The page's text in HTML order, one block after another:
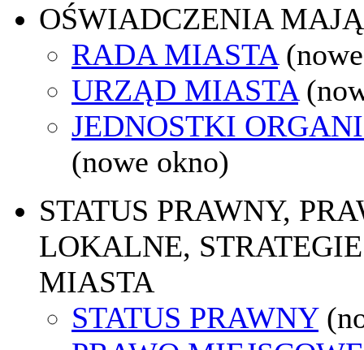
OŚWIADCZENIA
RADA MIASTA
URZĄD MIASTA
JEDNOSTKI
(nowe okno)
STATUS PRAWNY,
LOKALNE,
MIASTA
STATUS PRAWNY